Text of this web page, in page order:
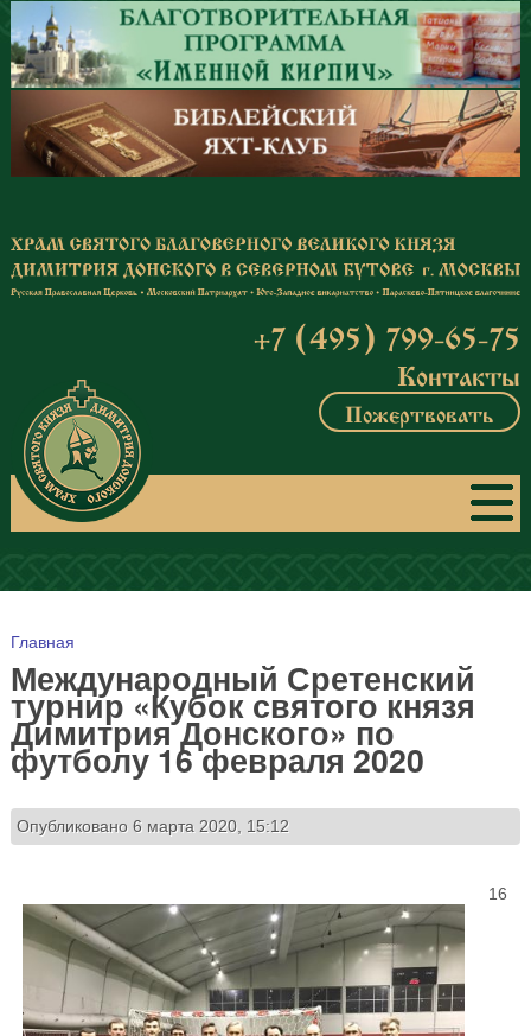
Перейти к основному содержанию
+7 (495) 799-65-75
Контакты
Пожертвовать
Вы здесь
Главная
Международный Сретенский
турнир «Кубок святого князя
Димитрия Донского» по
футболу 16 февраля 2020
Опубликовано 6 марта 2020, 15:12
16